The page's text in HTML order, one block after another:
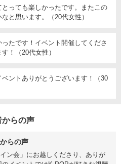
っても楽しかったです。またこの
と思います。（20代女性）
たです！イベント開催してくださ
！（20代女性）
ントありがとうございます！（30
らの声
らの声
ン会」にお越しくださり、ありが